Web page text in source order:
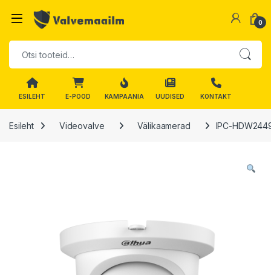
0
Otsi:
ESILEHT E-POOD KAMPAANIA UUDISED KONTAKT
Esileht Videovalve Välikaamerad IPC-